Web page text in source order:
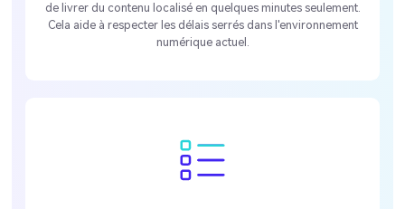
de livrer du contenu localisé en quelques minutes seulement.
Cela aide à respecter les délais serrés dans l'environnement
numérique actuel.